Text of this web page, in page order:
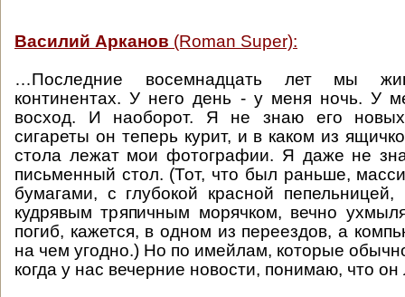
Василий Арканов (Roman Super):
…Последние восемнадцать лет мы
континентах. У него день - у меня ночь. У
восход. И наоборот. Я не знаю его
сигареты он теперь курит, и в каком из
стола лежат мои фотографии. Я даже не
письменный стол. (Тот, что был раньше,
бумагами, с глубокой красной пепельницей,
кудрявым тряпичным морячком, вечно
погиб, кажется, в одном из переездов, а
на чем угодно.) Но по имейлам, которые
когда у нас вечерние новости, понимаю, что